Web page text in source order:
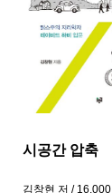
시공간 압축
김창현 저 /